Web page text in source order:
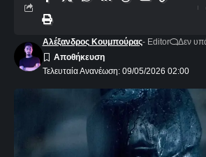
Τελευταία Ανανέωση: 09/05/2026 02:00
Αλέξανδρος Κουμπούρας- Editor Δεν